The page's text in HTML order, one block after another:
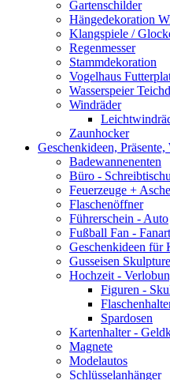
Gartenschilder
Hängedekoration
Klangspiele /
Regenmesser
Stammdekoration
Vogelhaus
Wasserspeier
Windräder
Zaunhocker
Geschenkideen, Präsente,
Badewannenenten
Büro -
Feuerzeuge +
Flaschenöffner
Führerschein - Auto
Fußball Fan -
Geschenkideen für
Gusseisen
Hochzeit -
Figuren -
Spardosen
Kartenhalter -
Magnete
Modelautos
Schlüsselanhänger